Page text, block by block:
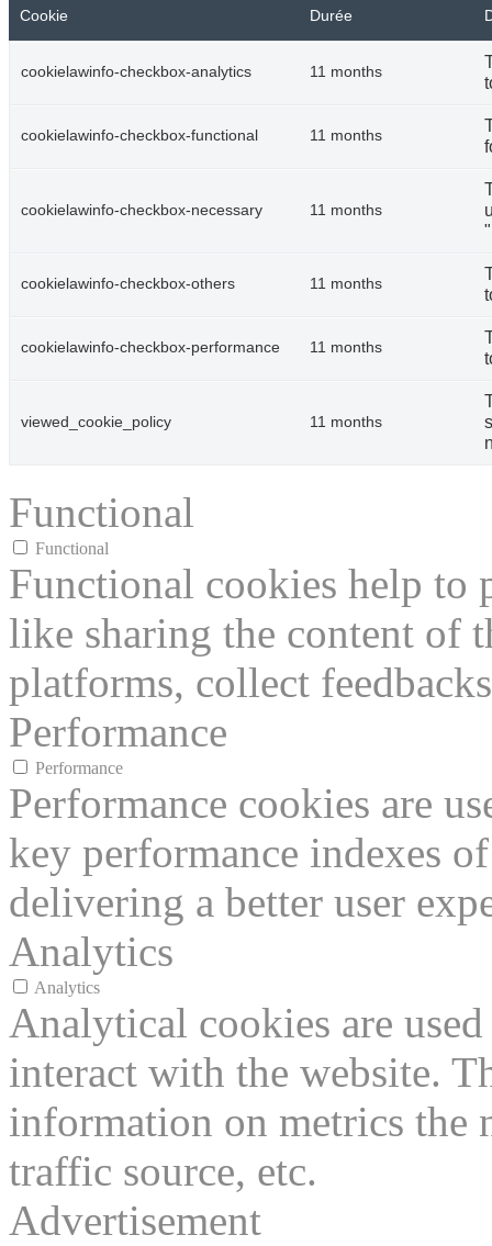
Cookie Durée
cookielawinfo-checkbox-analytics 11 months
cookielawinfo-checkbox-functional 11 months
cookielawinfo-checkbox-necessary 11 months
cookielawinfo-checkbox-others 11 months
cookielawinfo-checkbox-performance 11 months
viewed_cookie_policy 11 months
Functional
Functional
Functional cookies help to
like sharing the content of
platforms, collect
Performance
Performance
Performance cookies are
key performance indexes
delivering a better user
Analytics
Analytics
Analytical cookies are
interact with the website.
information on metrics the
traffic source, etc.
Advertisement